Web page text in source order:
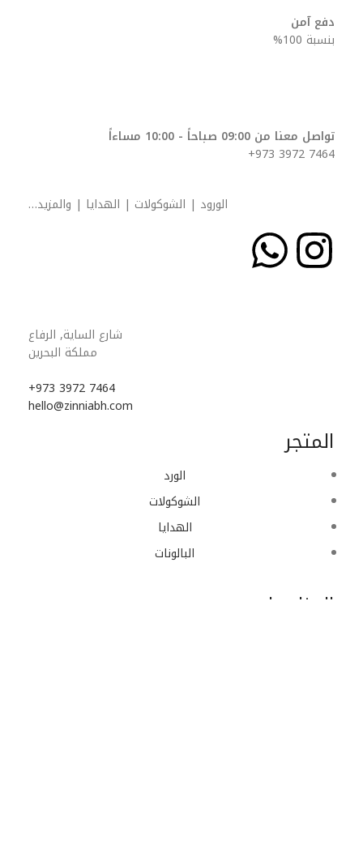
دفع آمن
بنسبة 100%
تواصل معنا من 09:00 صباحاً - 10:00 مساءاً
7464 3972 973+
الورود | الشوكولات | الهدايا | والمزيد…
شارع الساية, الرفاع
مملكة البحرين
7464 3972 973+
hello@zinniabh.com
المتجر
الورد
الشوكولات
الهدايا
البالونات
المناسبات